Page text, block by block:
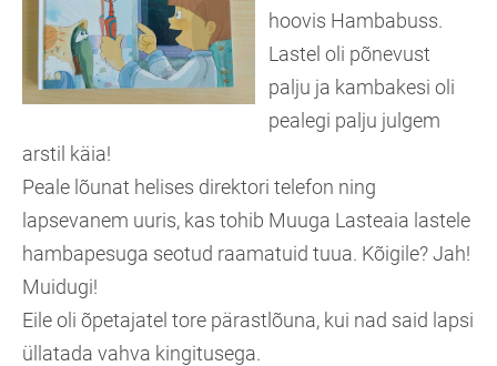
hoovis Hambabuss.
Lastel oli põnevust
palju ja kambakesi oli
pealegi palju julgem
arstil käia!
Peale lõunat helises direktori telefon ning
lapsevanem uuris, kas tohib Muuga Lasteaia lastele
hambapesuga seotud raamatuid tuua. Kõigile? Jah!
Muidugi!
Eile oli õpetajatel tore pärastlõuna, kui nad said lapsi
üllatada vahva kingitusega.